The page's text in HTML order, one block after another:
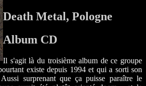
Death Metal, Pologne
Album CD
Il s'agit là du troisième album de ce groupe
existe depuis 1994 et qui a sorti son
surprenant que ça puisse paraître le